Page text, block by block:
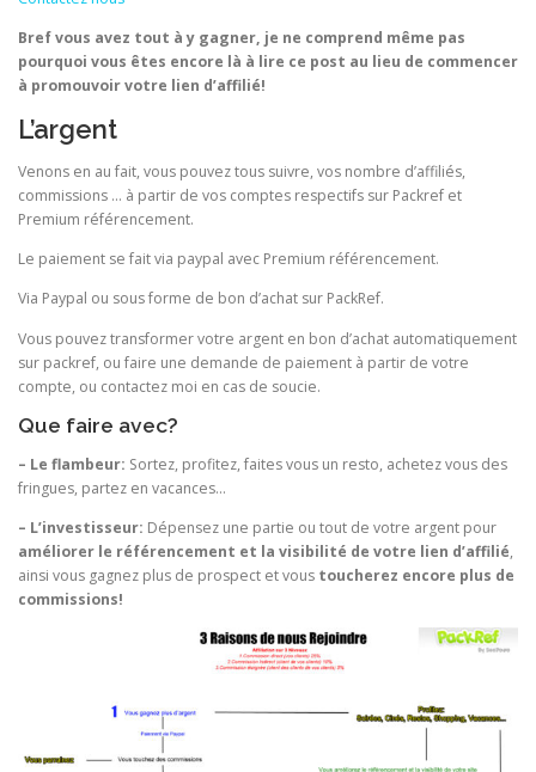
Bref vous avez tout à y gagner, je ne comprend même pas
pourquoi vous êtes encore là à lire ce post au lieu de commencer
à promouvoir votre lien d’affilié!
L’argent
Venons en au fait, vous pouvez tous suivre, vos nombre d’affiliés,
commissions … à partir de vos comptes respectifs sur Packref et
Premium référencement.
Le paiement se fait via paypal avec Premium référencement.
Via Paypal ou sous forme de bon d’achat sur PackRef.
Vous pouvez transformer votre argent en bon d’achat automatiquement
sur packref, ou faire une demande de paiement à partir de votre
compte, ou contactez moi en cas de soucie.
Que faire avec?
– Le flambeur: Sortez, profitez, faites vous un resto, achetez vous des
fringues, partez en vacances…
– L’investisseur: Dépensez une partie ou tout de votre argent pour
améliorer le référencement et la visibilité de votre lien d’affilié,
ainsi vous gagnez plus de prospect et vous toucherez encore plus de
commissions!